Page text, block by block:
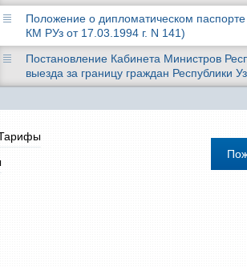
Положение о дипломатическом
КМ РУз от 17.03.1994 г. N 141)
Постановление Кабинета Министров
выезда за границу граждан Республики